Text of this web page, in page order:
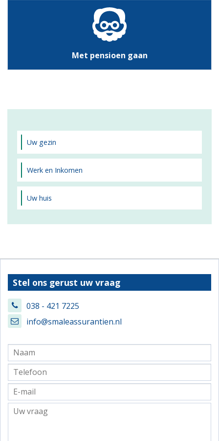
Met pensioen gaan
Uw gezin
Werk en Inkomen
Uw huis
Stel ons gerust uw vraag
038 - 421 7225
info@smaleassurantien.nl